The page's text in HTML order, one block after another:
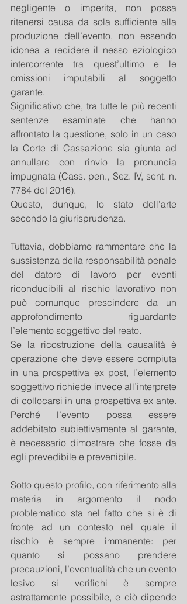
negligente o imperita, non possa
ritenersi causa da sola sufficiente alla
produzione dell’evento, non essendo
idonea a recidere il nesso eziologico
intercorrente tra quest’ultimo e le
omissioni imputabili al soggetto
garante.
Significativo che, tra tutte le più recenti
sentenze esaminate che hanno
affrontato la questione, solo in un caso
la Corte di Cassazione sia giunta ad
annullare con rinvio la pronuncia
impugnata (Cass. pen., Sez. IV, sent. n.
7784 del 2016).
Questo, dunque, lo stato dell’arte
secondo la giurisprudenza.
Tuttavia, dobbiamo rammentare che la
sussistenza della responsabilità penale
del datore di lavoro per eventi
riconducibili al rischio lavorativo non
può comunque prescindere da un
approfondimento riguardante
l’elemento soggettivo del reato.
Se la ricostruzione della causalità è
operazione che deve essere compiuta
in una prospettiva ex post, l’elemento
soggettivo richiede invece all’interprete
di collocarsi in una prospettiva ex ante.
Perché l’evento possa essere
addebitato subiettivamente al garante,
è necessario dimostrare che fosse da
egli prevedibile e prevenibile.
Sotto questo profilo, con riferimento alla
materia in argomento il nodo
problematico sta nel fatto che si è di
fronte ad un contesto nel quale il
rischio è sempre immanente: per
quanto si possano prendere
precauzioni, l’eventualità che un evento
lesivo si verifichi è sempre
astrattamente possibile, e ciò dipende